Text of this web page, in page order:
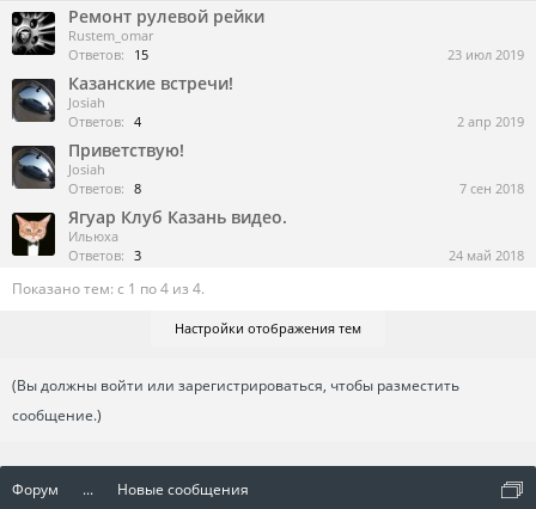
Ремонт рулевой рейки
Rustem_omar
Ответов:
15 23 июл 2019
Казанские встречи!
Josiah
Ответов: 4 2 апр 2019
Приветствую!
Josiah
Ответов: 8 7 сен 2018
Ягуар Клуб Казань видео.
Ильюха
Ответов: 3 24 май 2018
Показано тем: с 1 по 4 из 4.
Настройки отображения тем
(Вы должны войти или зарегистрироваться, чтобы разместить
сообщение.)
Форум ... Новые сообщения